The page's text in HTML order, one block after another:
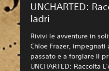
UNCHARTED:
ladri
Rivivi le avventure in
Chloe Frazer,
passato e a forgiare il
UNCHARTED: Raccolta